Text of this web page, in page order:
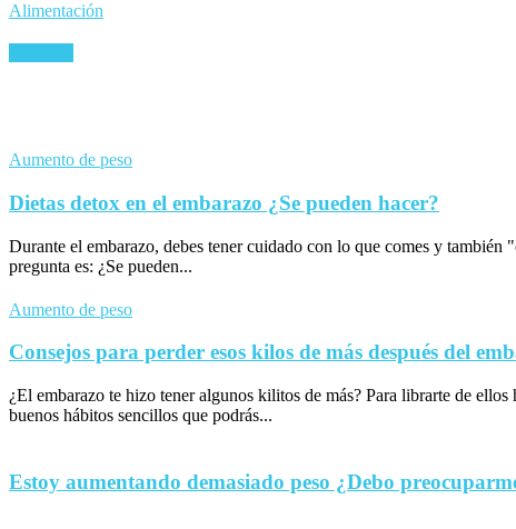
Alimentación
Aumento de peso
Dietas detox en el embarazo ¿Se pueden hacer?
Durante el embarazo, debes tener cuidado con lo que comes y también
pregunta es: ¿Se pueden...
Aumento de peso
Consejos para perder esos kilos de más después del
¿El embarazo te hizo tener algunos kilitos de más? Para librarte de
buenos hábitos sencillos que podrás...
Estoy aumentando demasiado peso ¿Debo